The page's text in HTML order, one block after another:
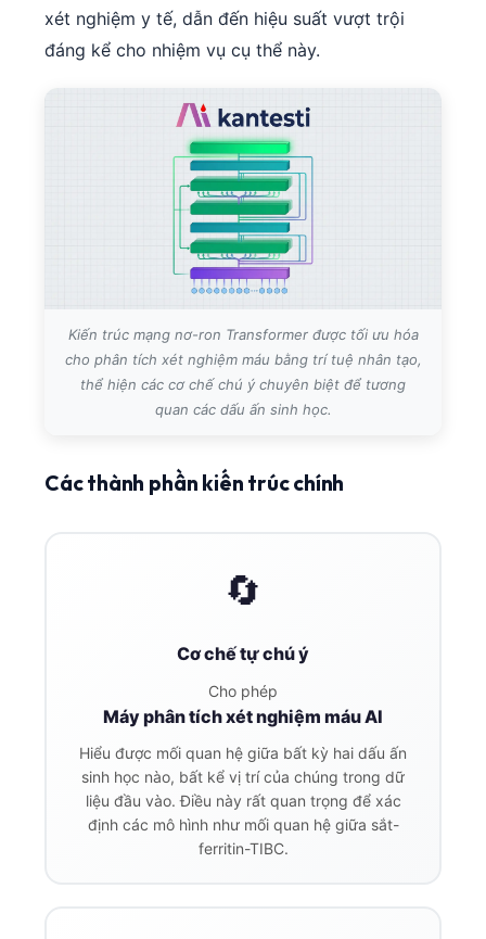
xét nghiệm y tế, dẫn đến hiệu suất vượt trội
đáng kể cho nhiệm vụ cụ thể này.
Kiến trúc mạng nơ-ron Transformer được tối ưu hóa
cho phân tích xét nghiệm máu bằng trí tuệ nhân tạo,
thể hiện các cơ chế chú ý chuyên biệt để tương
quan các dấu ấn sinh học.
Các thành phần kiến trúc chính
🔄
Cơ chế tự chú ý
Cho phép
Máy phân tích xét nghiệm máu AI
Hiểu được mối quan hệ giữa bất kỳ hai dấu ấn
sinh học nào, bất kể vị trí của chúng trong dữ
liệu đầu vào. Điều này rất quan trọng để xác
định các mô hình như mối quan hệ giữa sắt-
ferritin-TIBC.
Íslenska
Српски језик
Svenska
Bosanski
Русский
한국어
Slovenščina
Magyar
ગુજરાતી
ಕನ್ನಡ